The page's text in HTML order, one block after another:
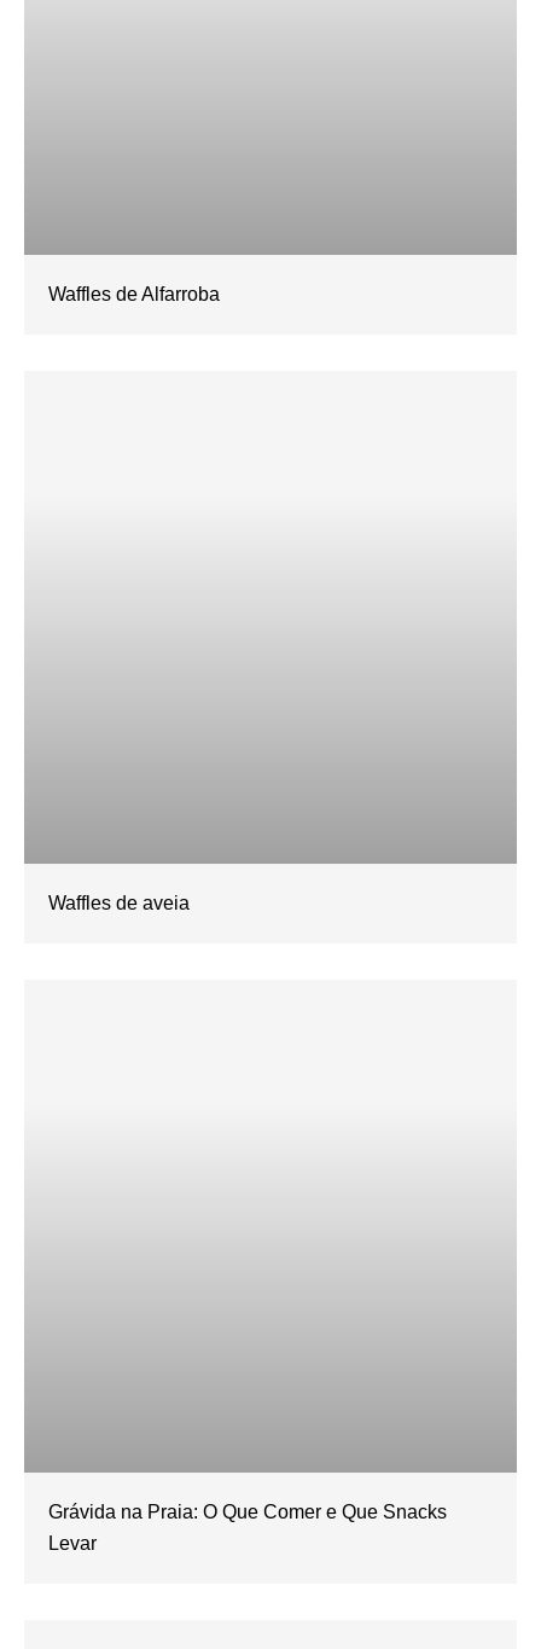
Waffles de Alfarroba
Waffles de aveia
Grávida na Praia: O Que Comer e Que Snacks
Levar